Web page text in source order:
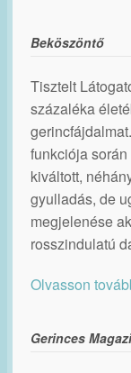
Beköszöntő
Tisztelt
százaléka
funkciója
kiváltott,
gyulladás, de
megjelenése
rosszindulatú
Olvasson
Gerinces